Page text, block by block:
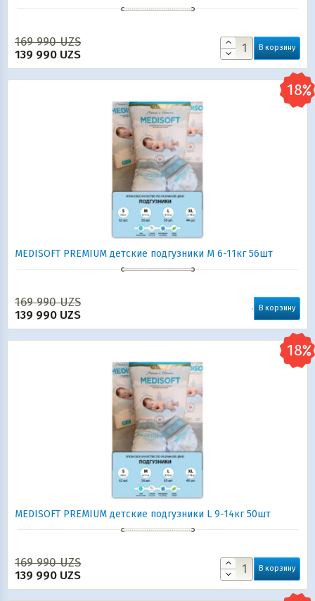
169 990UZS
139 990 UZS В корзину
MEDISOFT PREMIUM детские подгузники М 6-11кг 56шт
169 990UZS
139 990 UZS В корзину
MEDISOFT PREMIUM детские подгузники L 9-14кг 50шт
169 990UZS
139 990 UZS В корзину